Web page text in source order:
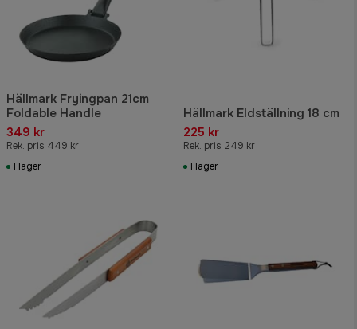
Hällmark Fryingpan 21cm
Foldable Handle
349 kr
Rek. pris 449 kr
I lager
Hällmark Eldställning 18 cm
225 kr
Rek. pris 249 kr
I lager